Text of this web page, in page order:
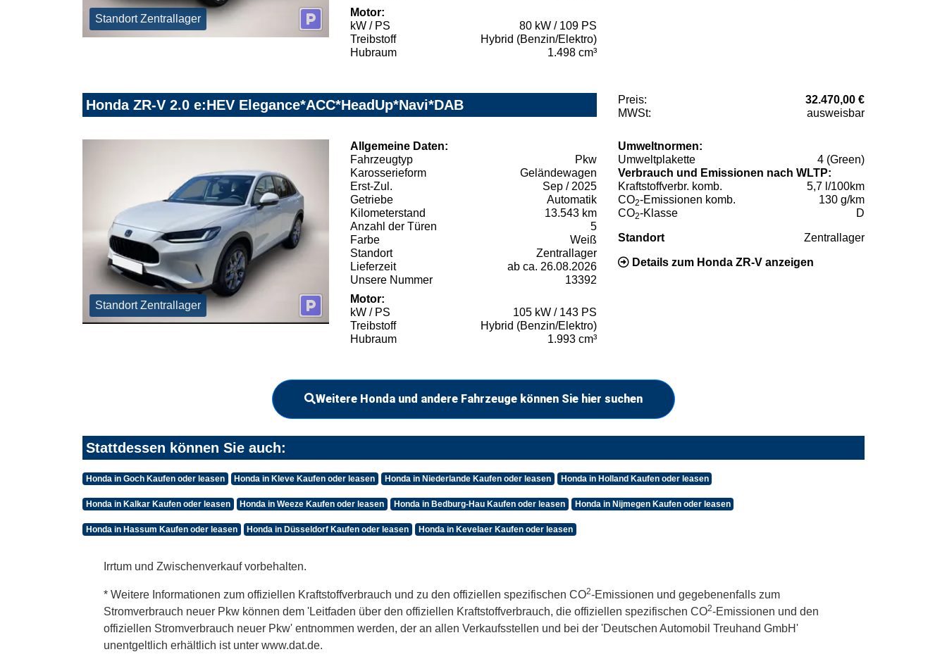
Standort Zentrallager
Motor:
kW / PS
80 kW / 109 PS
Treibstoff
Hybrid (Benzin/Elektro)
Hubraum
1.498 cm³
Honda ZR-V 2.0 e:HEV Elegance*ACC*HeadUp*Navi*DAB Preis:
32.470,00 €
MWSt:
ausweisbar
Standort Zentrallager
Allgemeine Daten:
Fahrzeugtyp
Pkw
Karosserieform
Geländewagen
Erst-Zul.
Sep / 2025
Getriebe
Automatik
Kilometerstand
13.543 km
Anzahl der Türen
5
Farbe
Weiß
Standort
Zentrallager
Lieferzeit
ab ca. 26.08.2026
Unsere Nummer
13392
Motor:
kW / PS
105 kW / 143 PS
Treibstoff
Hybrid (Benzin/Elektro)
Hubraum
1.993 cm³
Umweltnormen:
Umweltplakette
4 (Green)
Verbrauch und Emissionen nach WLTP:
Kraftstoffverbr. komb.
5,7 l/100km
CO2-Emissionen komb.
130 g/km
CO2-Klasse D
Standort Zentrallager
Details zum Honda ZR-V anzeigen
Weitere Honda und andere Fahrzeuge können Sie hier suchen
Stattdessen können Sie auch:
Honda in Goch Kaufen oder leasen Honda in Kleve Kaufen oder leasen Honda in Niederlande Kaufen oder leasen Honda in Holland Kaufen oder leasen
Honda in Kalkar Kaufen oder leasen Honda in Weeze Kaufen oder leasen Honda in Bedburg-Hau Kaufen oder leasen Honda in Nijmegen Kaufen oder leasen
Honda in Hassum Kaufen oder leasen Honda in Düsseldorf Kaufen oder leasen Honda in Kevelaer Kaufen oder leasen
Irrtum und Zwischenverkauf vorbehalten.
* Weitere Informationen zum offiziellen Kraftstoffverbrauch und zu den offiziellen spezifischen CO2-Emissionen und gegebenenfalls zum
Stromverbrauch neuer Pkw können dem 'Leitfaden über den offiziellen Kraftstoffverbrauch, die offiziellen spezifischen CO2-Emissionen und den
offiziellen Stromverbrauch neuer Pkw' entnommen werden, der an allen Verkaufsstellen und bei der 'Deutschen Automobil Treuhand GmbH'
unentgeltlich erhältlich ist unter www.dat.de.